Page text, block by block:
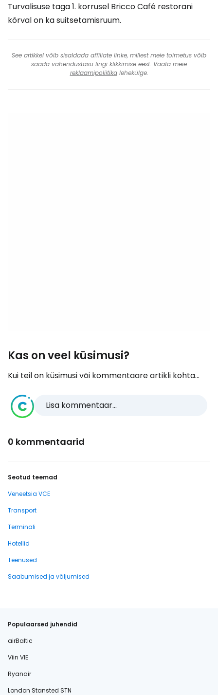
Turvalisuse taga 1. korrusel Bricco Café restorani
kõrval on ka suitsetamisruum.
See artikkel võib sisaldada affiliate linke, millest meie toimetus võib
saada vahendustasu lingi klikkimise eest. Vaata meie
reklaamipoliitikalehekülge.
Kas on veel küsimusi?
Kui teil on küsimusi või kommentaare artikli kohta...
Lisa kommentaar...
0 kommentaarid
Seotud teemad
Veneetsia VCE
Transport
Terminali
Hotellid
Teenused
Saabumised ja väljumised
Populaarsed juhendid
airBaltic
Viin VIE
Ryanair
London Stansted STN